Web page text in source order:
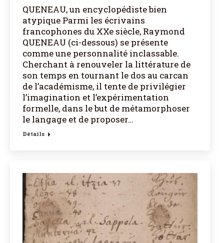
QUENEAU, un encyclopédiste bien
atypique Parmi les écrivains
francophones du XXe siècle, Raymond
QUENEAU (ci-dessous) se présente
comme une personnalité inclassable.
Cherchant à renouveler la littérature de
son temps en tournant le dos au carcan
de l’académisme, il tente de privilégier
l’imagination et l’expérimentation
formelle, dans le but de métamorphoser
le langage et de proposer…
Détails